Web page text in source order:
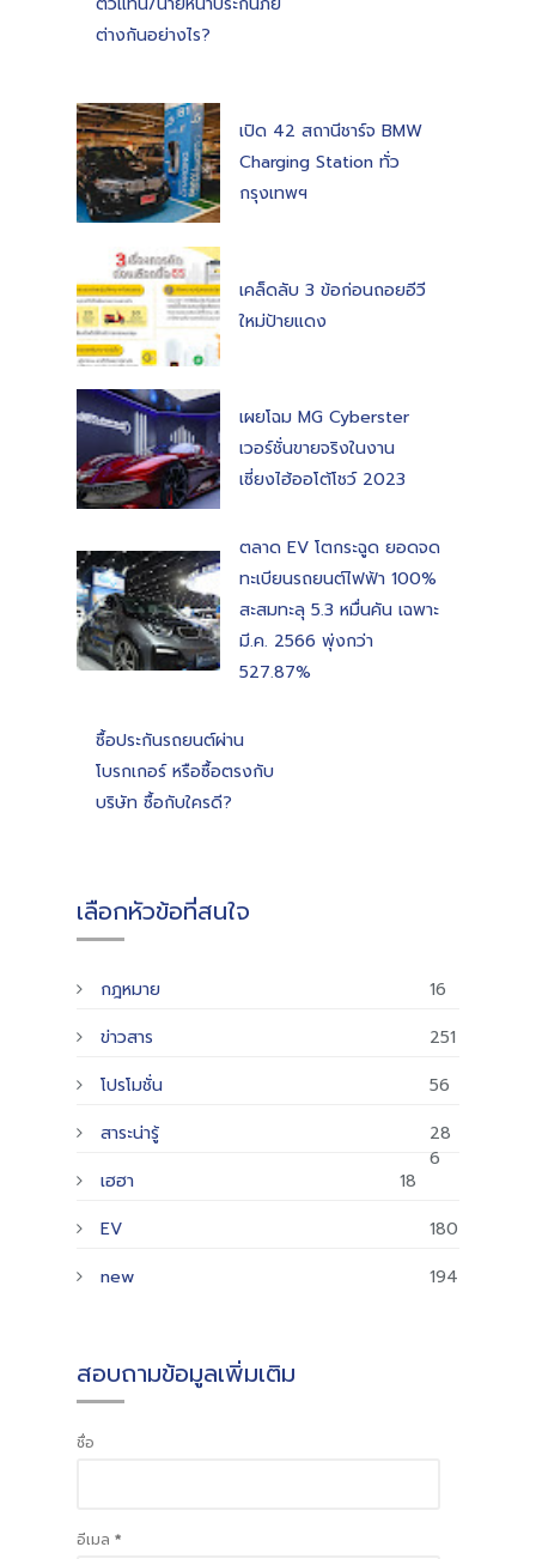
ต่างกันอย่างไร?
เปิด 42 สถานีชาร์จ BMW
Charging Station ทั่ว
กรุงเทพฯ
เคล็ดลับ 3 ข้อก่อนถอยอีวี
ใหม่ป้ายแดง
เผยโฉม MG Cyberster
เวอร์ชั่นขายจริงในงาน
เซี่ยงไฮ้ออโต้โชว์ 2023
ตลาด EV โตกระฉูด ยอดจด
ทะเบียนรถยนต์ไฟฟ้า 100%
สะสมทะลุ 5.3 หมื่นคัน เฉพาะ
มี.ค. 2566 พุ่งกว่า
527.87%
ซื้อประกันรถยนต์ผ่าน
โบรกเกอร์ หรือซื้อตรงกับ
บริษัท ซื้อกับใครดี?
เลือกหัวข้อที่สนใจ
กฎหมาย
16
ข่าวสาร
251
โปรโมชั่น
56
สาระน่ารู้
28
6
เฮฮา
18
EV
180
new
194
สอบถามข้อมูลเพิ่มเติม
ชื่อ
อีเมล *